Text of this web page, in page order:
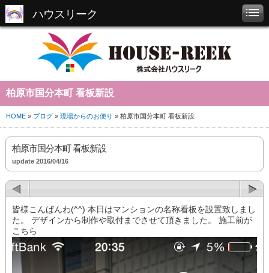
ハウスリーク
柏原市国分本町 看板新設
HOME » ブログ » 現場からのお便り » 柏原市国分本町 看板新設
柏原市国分本町 看板新設
update 2016/04/16
皆様こんばんわ(^^) 本日はマンションの名称看板を設置致しまし
た。 デザインから制作や取付までさせて頂きました。 施工前が
こちら